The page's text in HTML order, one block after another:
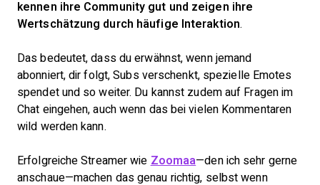
kennen ihre Community gut und zeigen ihre
Wertschätzung durch häufige Interaktion.
Das bedeutet, dass du erwähnst, wenn jemand
abonniert, dir folgt, Subs verschenkt, spezielle Emotes
spendet und so weiter. Du kannst zudem auf Fragen im
Chat eingehen, auch wenn das bei vielen Kommentaren
wild werden kann.
Erfolgreiche Streamer wie Zoomaa—den ich sehr gerne
anschaue—machen das genau richtig, selbst wenn